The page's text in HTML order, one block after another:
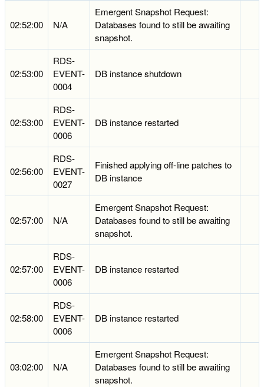
02:52:00 N/A
Emergent Snapshot Request:
Databases found to still be awaiting
snapshot.
02:53:00
RDS-
EVENT-
0004
DB instance shutdown
02:53:00
RDS-
EVENT-
0006
DB instance restarted
02:56:00
RDS-
EVENT-
0027
Finished applying off-line patches to
DB instance
02:57:00 N/A
Emergent Snapshot Request:
Databases found to still be awaiting
snapshot.
02:57:00
RDS-
EVENT-
0006
DB instance restarted
02:58:00
RDS-
EVENT-
0006
DB instance restarted
03:02:00 N/A
Emergent Snapshot Request:
Databases found to still be awaiting
snapshot.